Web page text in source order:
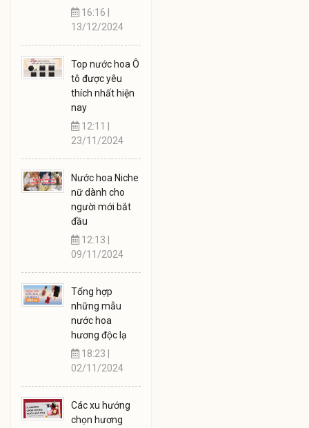
16:16 |
13/12/2024
Top nước hoa Ô
tô được yêu
thích nhất hiện
nay
12:11 |
23/11/2024
Nước hoa Niche
nữ dành cho
người mới bắt
đầu
12:13 |
09/11/2024
Tổng hợp
những mẫu
nước hoa
hương độc lạ
18:23 |
02/11/2024
Các xu hướng
chọn hương